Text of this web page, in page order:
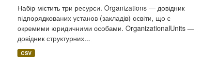
Набір містить три ресурси. Organizations — довідник
підпорядкованих установ (закладів) освіти, що є
окремими юридичними особами. OrganizationalUnits —
довідник структурних...
CSV